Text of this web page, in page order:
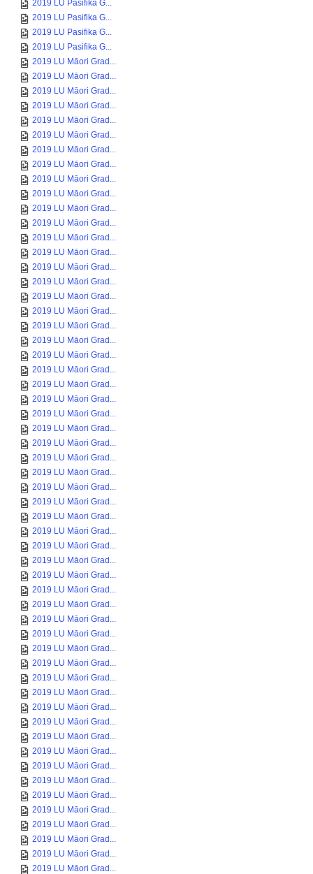
2019 LU Pasifika G...
2019 LU Pasifika G...
2019 LU Pasifika G...
2019 LU Pasifika G...
2019 LU Māori Grad...
2019 LU Māori Grad...
2019 LU Māori Grad...
2019 LU Māori Grad...
2019 LU Māori Grad...
2019 LU Māori Grad...
2019 LU Māori Grad...
2019 LU Māori Grad...
2019 LU Māori Grad...
2019 LU Māori Grad...
2019 LU Māori Grad...
2019 LU Māori Grad...
2019 LU Māori Grad...
2019 LU Māori Grad...
2019 LU Māori Grad...
2019 LU Māori Grad...
2019 LU Māori Grad...
2019 LU Māori Grad...
2019 LU Māori Grad...
2019 LU Māori Grad...
2019 LU Māori Grad...
2019 LU Māori Grad...
2019 LU Māori Grad...
2019 LU Māori Grad...
2019 LU Māori Grad...
2019 LU Māori Grad...
2019 LU Māori Grad...
2019 LU Māori Grad...
2019 LU Māori Grad...
2019 LU Māori Grad...
2019 LU Māori Grad...
2019 LU Māori Grad...
2019 LU Māori Grad...
2019 LU Māori Grad...
2019 LU Māori Grad...
2019 LU Māori Grad...
2019 LU Māori Grad...
2019 LU Māori Grad...
2019 LU Māori Grad...
2019 LU Māori Grad...
2019 LU Māori Grad...
2019 LU Māori Grad...
2019 LU Māori Grad...
2019 LU Māori Grad...
2019 LU Māori Grad...
2019 LU Māori Grad...
2019 LU Māori Grad...
2019 LU Māori Grad...
2019 LU Māori Grad...
2019 LU Māori Grad...
2019 LU Māori Grad...
2019 LU Māori Grad...
2019 LU Māori Grad...
2019 LU Māori Grad...
2019 LU Māori Grad...
2019 LU Māori Grad...